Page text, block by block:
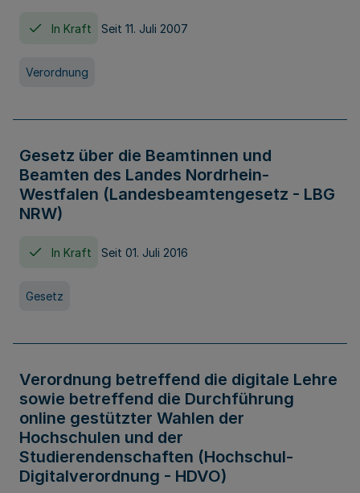
In Kraft Seit 11. Juli 2007
Verordnung
Gesetz über die Beamtinnen und
Beamten des Landes Nordrhein-
Westfalen (Landesbeamtengesetz - LBG
NRW)
In Kraft Seit 01. Juli 2016
Gesetz
Verordnung betreffend die digitale Lehre
sowie betreffend die Durchführung
online gestützter Wahlen der
Hochschulen und der
Studierendenschaften (Hochschul-
Digitalverordnung - HDVO)